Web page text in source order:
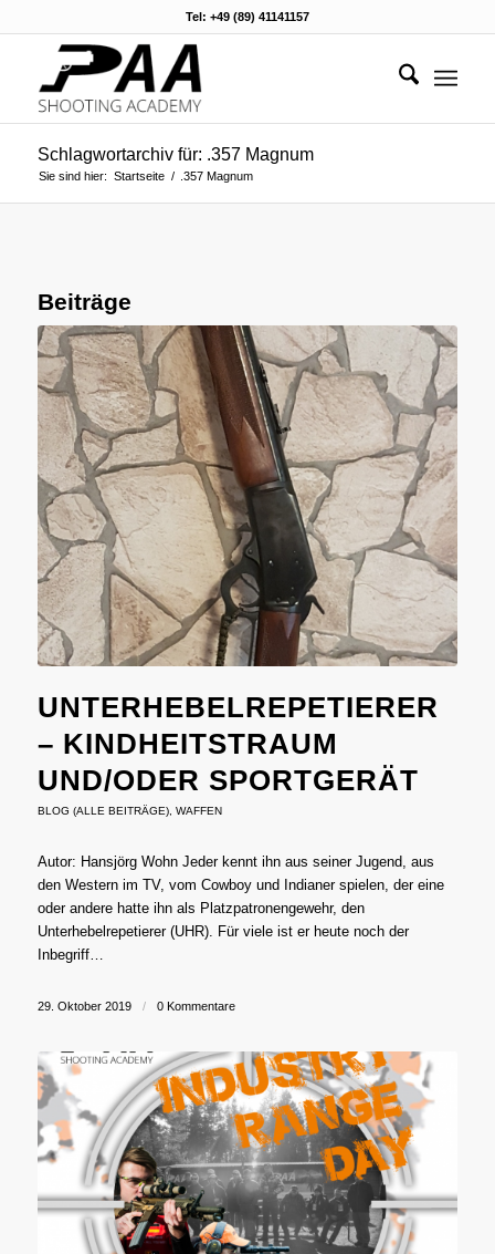
Tel: +49 (89) 41141157
Schlagwortarchiv für: .357 Magnum
Sie sind hier: Startseite / .357 Magnum
Beiträge
UNTERHEBELREPETIERER
– KINDHEITSTRAUM
UND/ODER SPORTGERÄT
BLOG (ALLE BEITRÄGE), WAFFEN
Autor: Hansjörg Wohn Jeder kennt ihn aus seiner Jugend, aus
den Western im TV, vom Cowboy und Indianer spielen, der eine
oder andere hatte ihn als Platzpatronengewehr, den
Unterhebelrepetierer (UHR). Für viele ist er heute noch der
Inbegriff…
29. Oktober 2019 / 0 Kommentare